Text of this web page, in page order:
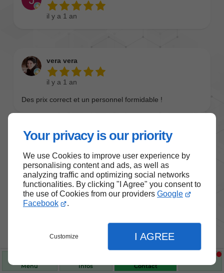
Your privacy is our priority
We use Cookies to improve user experience by
personalising content and ads, as well as
analyzing traffic and optimizing social networks
functionalities. By clicking "I Agree" you consent to
the use of Cookies from our providers Google
Facebook
.
Customize I AGREE
Menu Infos Contact
Nos produits de santé et de